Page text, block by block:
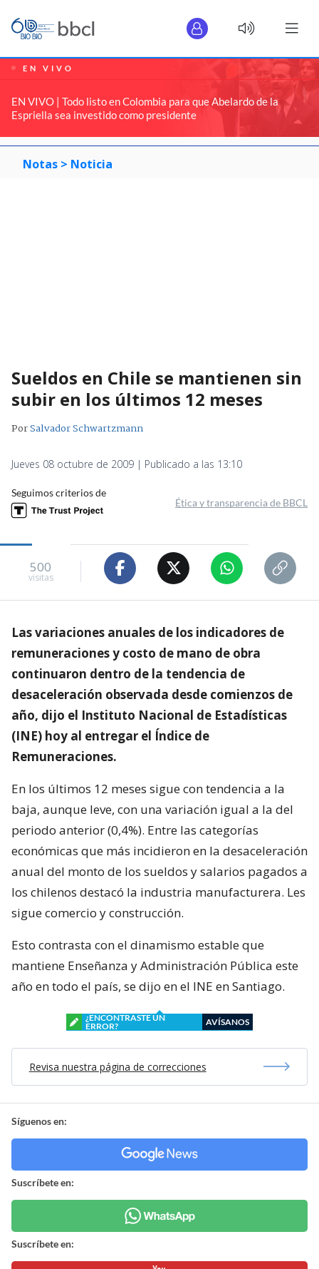
EN VIVO
EN VIVO | Todo listo en Colombia para que Abelardo de la
Espriella sea investido como presidente
Notas > Noticia
Sueldos en Chile se mantienen sin
subir en los últimos 12 meses
PorSalvador Schwartzmann
Jueves 08 octubre de 2009 | Publicado a las 13:10
Seguimos criterios de
Ética y transparencia de BBCL
500
visitas
Las variaciones anuales de los indicadores de
remuneraciones y costo de mano de obra
continuaron dentro de la tendencia de
desaceleración observada desde comienzos de
año, dijo el Instituto Nacional de Estadísticas
(INE) hoy al entregar el Índice de
Remuneraciones.
En los últimos 12 meses sigue con tendencia a la
baja, aunque leve, con una variación igual a la del
periodo anterior (0,4%). Entre las categorías
económicas que más incidieron en la desaceleración
anual del monto de los sueldos y salarios pagados a
los chilenos destacó la industria manufacturera. Les
sigue comercio y construcción.
Esto contrasta con el dinamismo estable que
mantiene Enseñanza y Administración Pública este
año en todo el país, se dijo en el INE en Santiago.
¿ENCONTRASTE UN
ERROR?
AVÍSANOS
Revisa nuestra página de correcciones
Síguenos en:
Suscríbete en:
Suscríbete en: